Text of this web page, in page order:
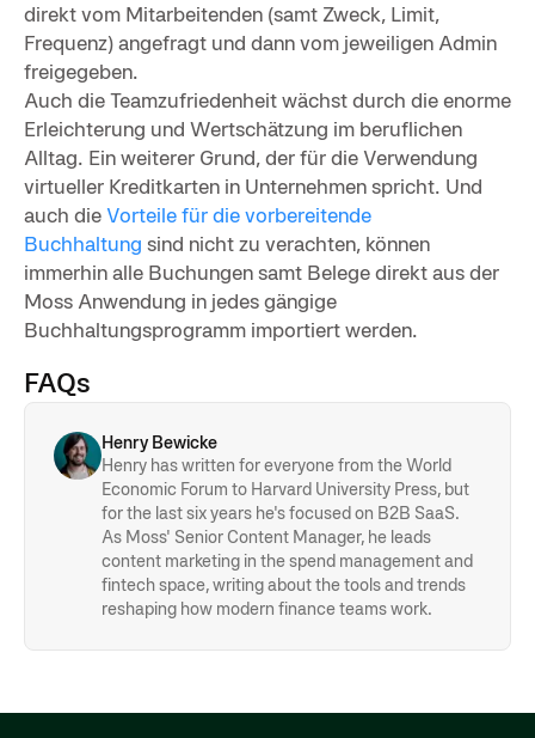
direkt vom Mitarbeitenden (samt Zweck, Limit,
Frequenz) angefragt und dann vom jeweiligen Admin
freigegeben.
Auch die Teamzufriedenheit wächst durch die enorme
Erleichterung und Wertschätzung im beruflichen
Alltag. Ein weiterer Grund, der für die Verwendung
virtueller Kreditkarten in Unternehmen spricht. Und
auch dieVorteile für die vorbereitende
Buchhaltung sind nicht zu verachten, können
immerhin alle Buchungen samt Belege direkt aus der
Moss Anwendung in jedes gängige
Buchhaltungsprogramm importiert werden.
FAQs
Henry Bewicke
Henry has written for everyone from the World
Economic Forum to Harvard University Press, but
for the last six years he's focused on B2B SaaS.
As Moss' Senior Content Manager, he leads
content marketing in the spend management and
fintech space, writing about the tools and trends
reshaping how modern finance teams work.